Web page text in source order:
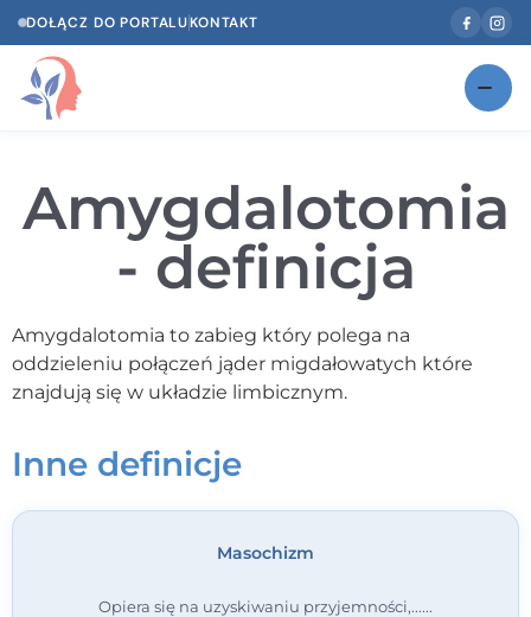
DOŁĄCZ DO PORTALUKONTAKT
Gabinety NOWOŚĆ
Według specjalizacji
Diagnozy psychologiczne
Dawka wiedzy
Dla specjalistów
Amygdalotomia
- definicja
Amygdalotomia to zabieg który polega na
oddzieleniu połączeń jąder migdałowatych które
znajdują się w układzie limbicznym.
Inne definicje
Masochizm
Opiera się na uzyskiwaniu przyjemności,...